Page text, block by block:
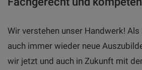
Wir verstehen unser Handwerk!
auch immer wieder neue
wir jetzt und auch in Zukunft mit